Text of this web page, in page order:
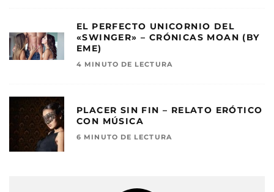
EL PERFECTO UNICORNIO DEL
«SWINGER» – CRÓNICAS MOAN (BY
EME)
4 MINUTO DE LECTURA
PLACER SIN FIN – RELATO ERÓTICO
CON MÚSICA
6 MINUTO DE LECTURA